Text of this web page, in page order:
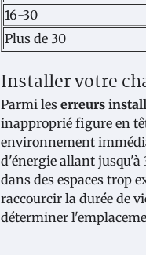
16-30
Plus de 30
Installer votre
Parmi les erreurs
inapproprié figure en
environnement
d'énergie allant jusqu'à
dans des espaces trop
raccourcir la durée de
déterminer